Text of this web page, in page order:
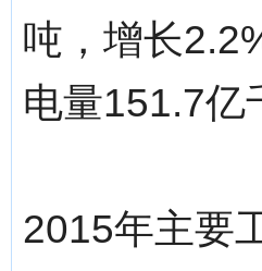
吨，增长
电量151.7亿
2015年主要